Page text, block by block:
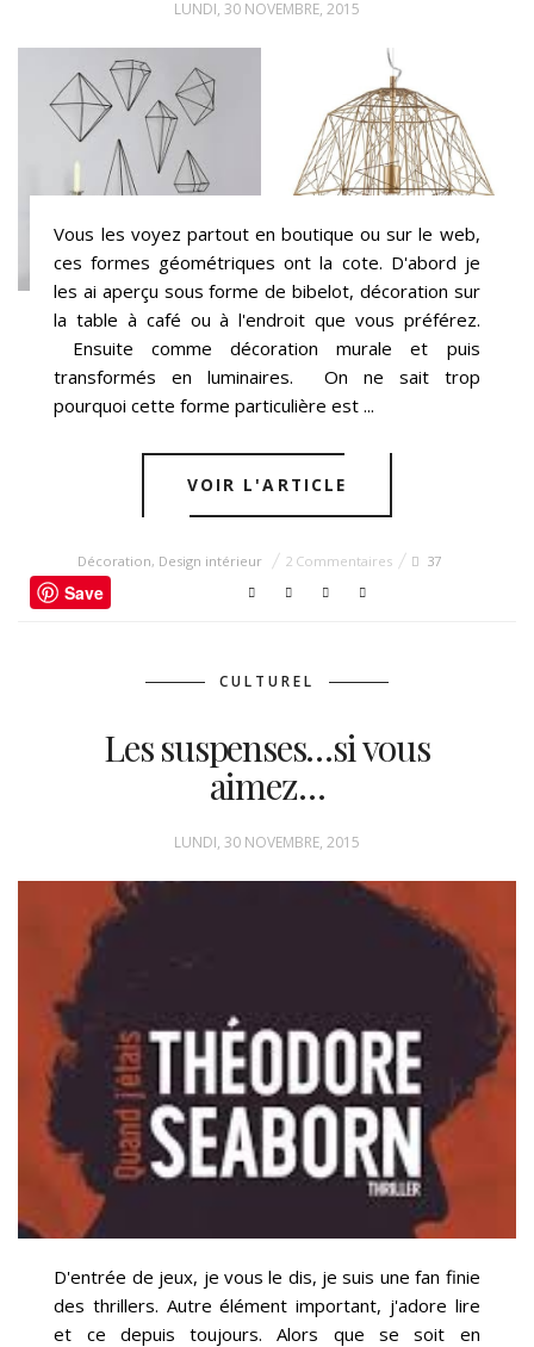
LUNDI, 30 NOVEMBRE, 2015
Vous les voyez partout en boutique ou sur le web,
ces formes géométriques ont la cote. D'abord je
les ai aperçu sous forme de bibelot, décoration sur
la table à café ou à l'endroit que vous préférez.
Ensuite comme décoration murale et puis
transformés en luminaires. On ne sait trop
pourquoi cette forme particulière est ...
VOIR L'ARTICLE
Décoration, Design intérieur 2 Commentaires 37
Save
CULTUREL
Les suspenses…si vous
aimez…
LUNDI, 30 NOVEMBRE, 2015
D'entrée de jeux, je vous le dis, je suis une fan finie
des thrillers. Autre élément important, j'adore lire
et ce depuis toujours. Alors que se soit en